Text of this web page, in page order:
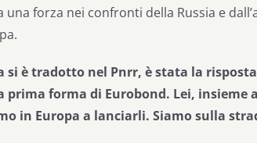
una forza nei confronti della Russia e
si è tradotto nel Pnrr, è stata la
prima forma di Eurobond. Lei, insieme
in Europa a lanciarli. Siamo sulla